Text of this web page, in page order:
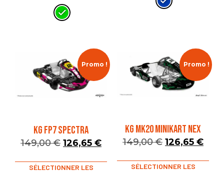
Promo !
KG FP7 SPECTRA
149,00€ 126,65 €
SÉLECTIONNER LES
Promo !
KG MK20 MINIKART NEX
149,00€ 126,65 €
SÉLECTIONNER LES